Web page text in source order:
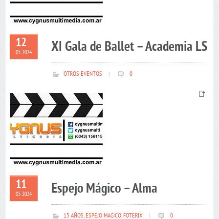
12
05 2024 XI Gala de Ballet – Academia LS
OTROS EVENTOS 0
11
05 2024 Espejo Mágico – Alma
15 AÑOS,ESPEJO MAGICO,FOTERIX 0